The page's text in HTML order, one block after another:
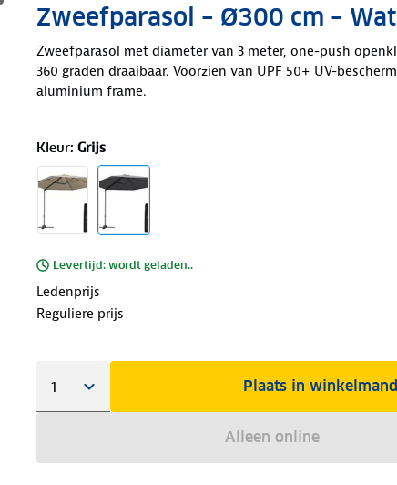
Zweefparasol – Ø300 cm –
Zweefparasol met diameter van 3 meter, one-push
360 graden draaibaar. Voorzien van UPF 50+ UV-
aluminium frame.
Kleur: Grijs
Levertijd: wordt geladen..
Ledenprijs
Reguliere prijs
Plaats in winkelmand
Alleen online